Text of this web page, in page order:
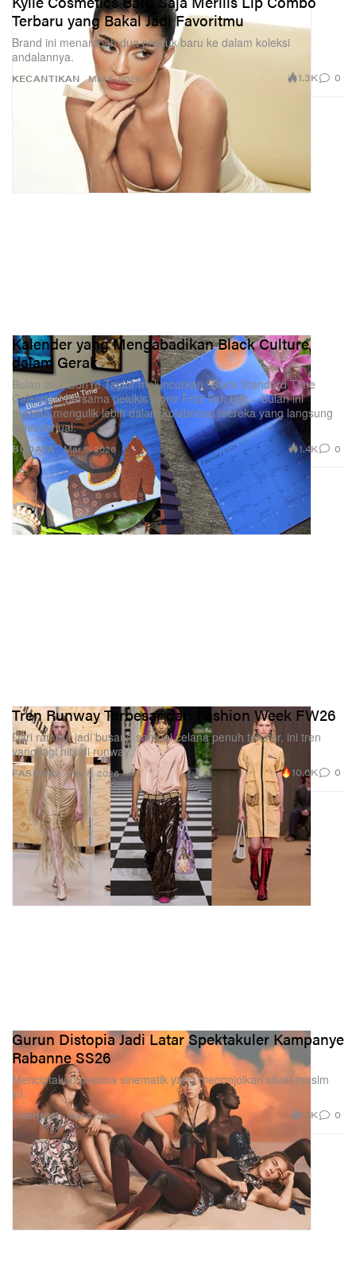
KECANTIKAN
Terbaru yang Bakal Jadi Favoritmu
Brand ini menambah dua produk baru ke dalam koleksi
andalannya.
Mar 5, 2026 1.3K 0
BUDAYA
Kalender yang Mengabadikan Black Culture
dalam Gerak
Bulan lalu, DonYé Taylor meluncurkan “Black Standard Time
Calendar” bersama pelukis pionir Fritz Von Eric – bulan ini
mereka mengulik lebih dalam kolaborasi mereka yang langsung
ludes terjual.
Mar 5, 2026 1.4K 0
FASHION
Tren Runway Terbesar dari Fashion Week FW26
Dari rambut jadi busana sampai celana penuh tekstur, ini tren
yang lagi hits di runway.
Mar 5, 2026 10.6K 0
FASHION
Gurun Distopia Jadi Latar Spektakuler Kampanye
Rabanne SS26
Menciptakan pesona sinematik yang menonjolkan siluet musim
ini.
Mar 5, 2026 1.1K 0